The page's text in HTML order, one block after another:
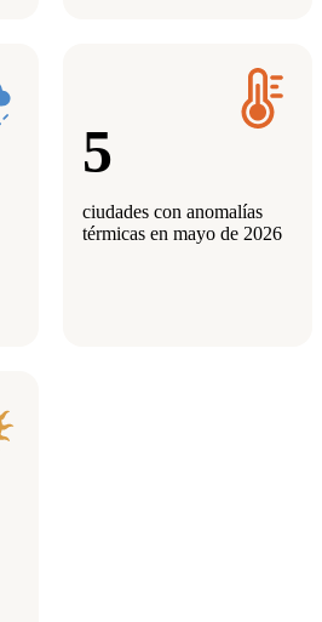
5
ciudades con anomalías
térmicas en mayo de 2026